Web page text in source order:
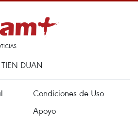
DUAN
Condiciones de Uso
Apoyo